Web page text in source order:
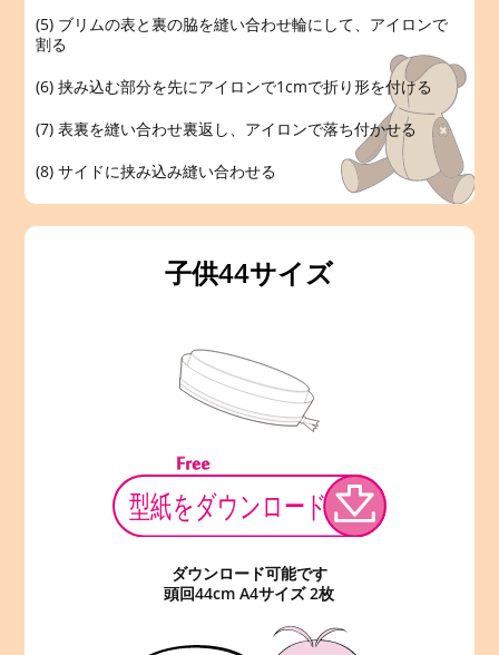
(5) ブリムの表と裏の脇を縫い合わせ輪にして、アイロンで
割る
(6) 挟み込む部分を先にアイロンで1cmで折り形を付ける
(7) 表裏を縫い合わせ裏返し、アイロンで落ち付かせる
(8) サイドに挟み込み縫い合わせる
子供44サイズ
ダウンロード可能です
頭回44cm A4サイズ 2枚